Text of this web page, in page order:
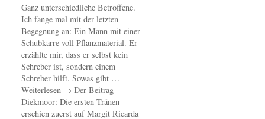
Ganz unterschiedliche Betroffene.
Ich fange mal mit der letzten
Begegnung an: Ein Mann mit einer
Schubkarre voll Pflanzmaterial. Er
erzählte mir, dass er selbst kein
Schreber ist, sondern einem
Schreber hilft. Sowas gibt …
Weiterlesen → Der Beitrag
Diekmoor: Die ersten Tränen
erschien zuerst auf Margit Ricarda